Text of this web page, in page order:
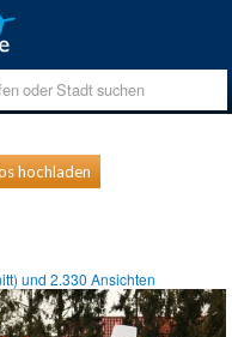
hochladen
und2.330 Ansichten